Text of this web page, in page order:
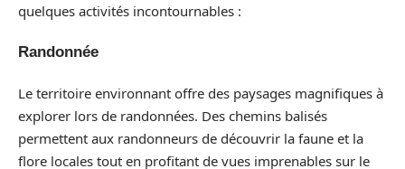
quelques activités incontournables :
Randonnée
Le territoire environnant offre des paysages magnifiques à
explorer lors de randonnées. Des chemins balisés
permettent aux randonneurs de découvrir la faune et la
flore locales tout en profitant de vues imprenables sur le